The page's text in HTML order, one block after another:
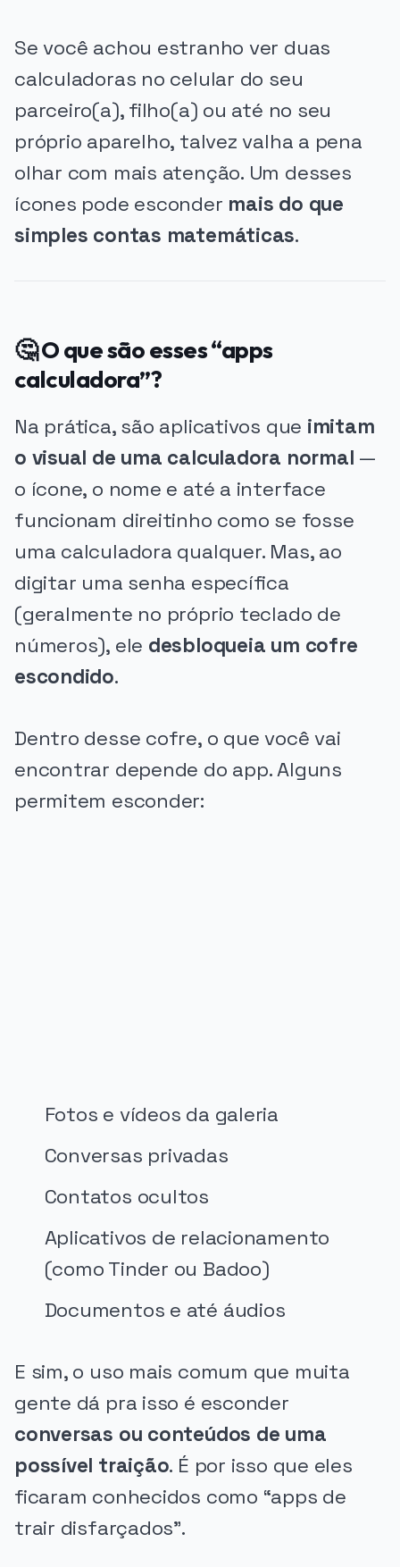
Se você achou estranho ver duas
calculadoras no celular do seu
parceiro(a), filho(a) ou até no seu
próprio aparelho, talvez valha a pena
olhar com mais atenção. Um desses
ícones pode esconder mais do que
simples contas matemáticas.
🤔 O que são esses “apps
calculadora”?
Na prática, são aplicativos que imitam
o visual de uma calculadora normal —
o ícone, o nome e até a interface
funcionam direitinho como se fosse
uma calculadora qualquer. Mas, ao
digitar uma senha específica
(geralmente no próprio teclado de
números), ele desbloqueia um cofre
escondido.
Dentro desse cofre, o que você vai
encontrar depende do app. Alguns
permitem esconder:
Fotos e vídeos da galeria
Conversas privadas
Contatos ocultos
Aplicativos de relacionamento
(como Tinder ou Badoo)
Documentos e até áudios
E sim, o uso mais comum que muita
gente dá pra isso é esconder
conversas ou conteúdos de uma
possível traição. É por isso que eles
ficaram conhecidos como “apps de
trair disfarçados”.